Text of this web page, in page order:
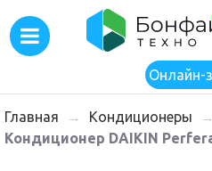
Онлайн-
Главная → Кондиционеры
→
Koндиционер DAIKIN